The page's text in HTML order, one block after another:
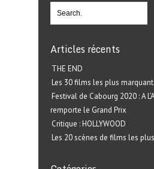
Articles récents
THE END
Les 30 films les plus
Festival de Cabourg 2020 : A
remporte le Grand Prix
Critique : HOLLYWOOD
Les 20 scènes de films les